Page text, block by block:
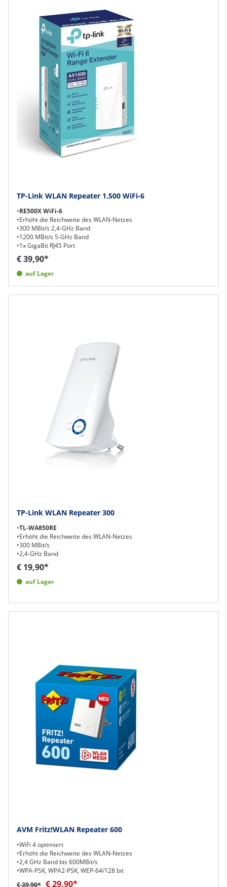
TP-Link WLAN Repeater 1.500 WiFi-6
•RE500X WiFi-6
•Erhöht die Reichweite des WLAN-Netzes
•300 MBit/s 2,4-GHz Band
•1200 MBit/s 5-GHz Band
•1x GigaBit RJ45 Port
€ 39,90*
auf Lager
TP-Link WLAN Repeater 300
•TL-WA850RE
•Erhöht die Reichweite des WLAN-Netzes
•300 MBit/s
•2,4-GHz Band
€ 19,90*
auf Lager
AVM Fritz!WLAN Repeater 600
•WiFi 4 optimiert
•Erhöht die Reichweite des WLAN-Netzes
•2,4 GHz Band bis 600MBit/s
•WPA-PSK, WPA2-PSK, WEP-64/128 bit
€ 39,90* € 29,90*